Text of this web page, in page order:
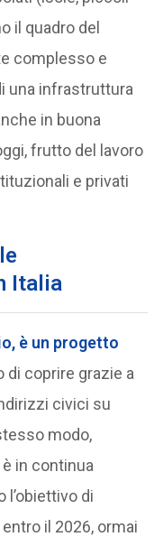
il quadro del
complesso e
una infrastruttura
in buona
frutto del lavoro
e privati
Italia
è un progetto
di coprire grazie a
civici su
modo,
in continua
l’obiettivo di
il 2026, ormai